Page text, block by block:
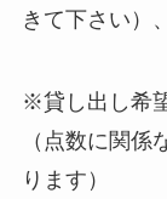
きて下さい）、
※貸し出し希
（点数に関
ります）